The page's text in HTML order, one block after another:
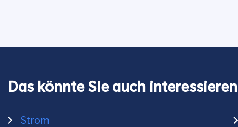
Das könnte Sie auch interessieren
Strom